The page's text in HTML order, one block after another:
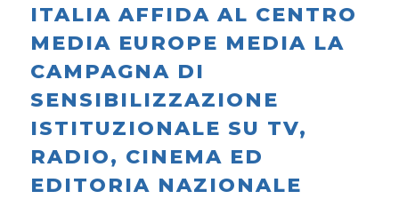
ITALIA AFFIDA AL CENTRO
MEDIA EUROPE MEDIA LA
CAMPAGNA DI
SENSIBILIZZAZIONE
ISTITUZIONALE SU TV,
RADIO, CINEMA ED
EDITORIA NAZIONALE